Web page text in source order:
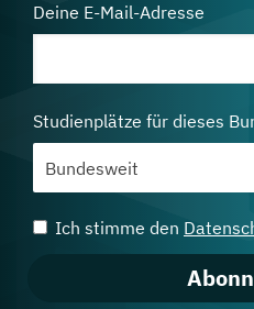
Deine E-Mail-Adresse
Studienplätze für dieses
Ich stimme den